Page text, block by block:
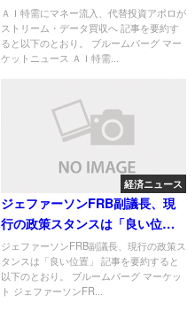
買収へ
ＡＩ特需にマネー流入、代替投資アポロが
ストリーム・データ買収へ 記事を要約す
ると以下のとおり。 ブルームバーグ マー
ケットニュース ＡＩ特需...
経済ニュース
ジェファーソンFRB副議長、現
行の政策スタンスは「良い位
置」
ジェファーソンFRB副議長、現行の政策ス
タンスは「良い位置」 記事を要約すると
以下のとおり。 ブルームバーグ マーケッ
ト ジェファーソンFR...